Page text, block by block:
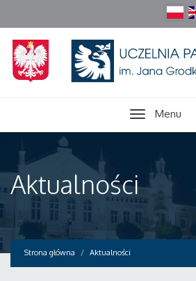
Menu
Aktualności
Strona główna Aktualności